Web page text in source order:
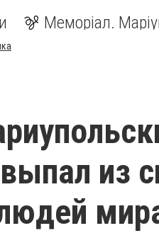
Меморіал.
из